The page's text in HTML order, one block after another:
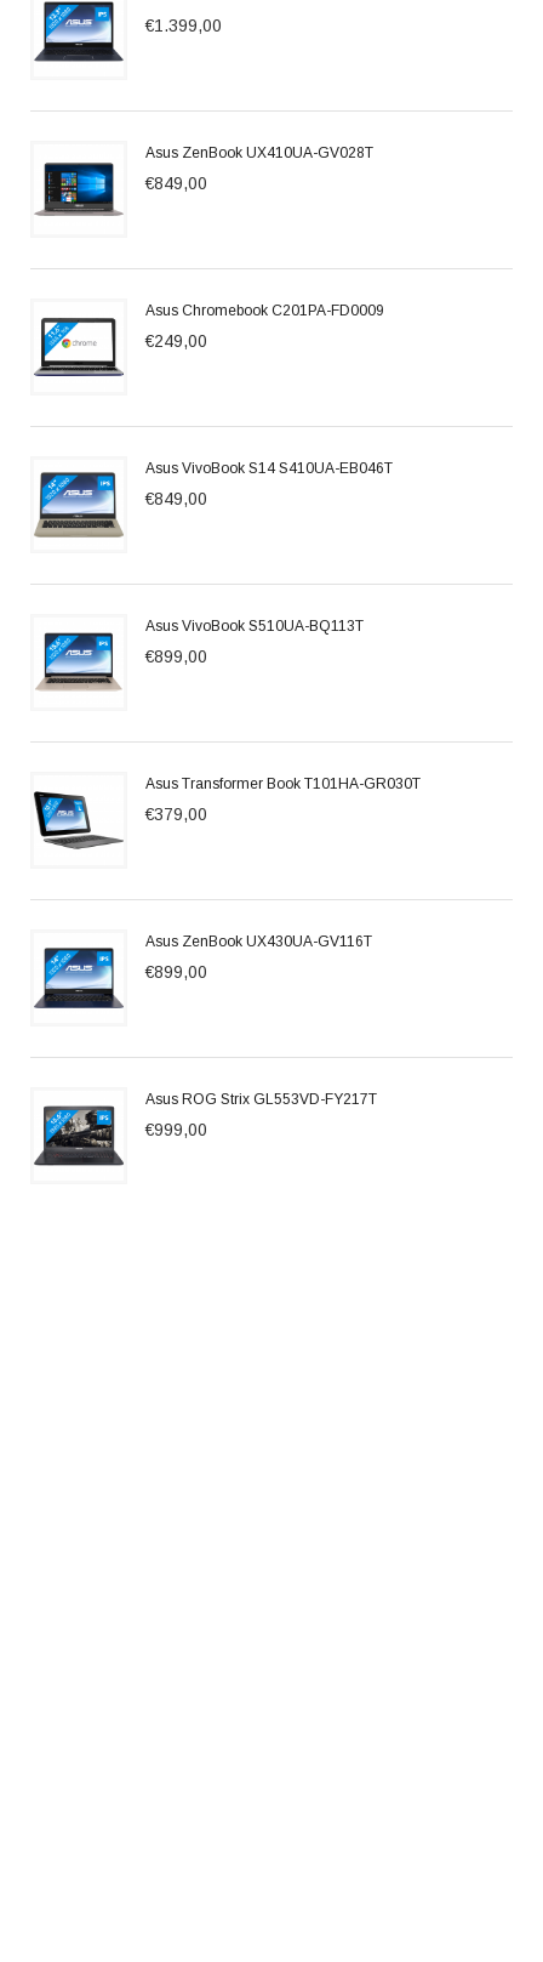
€1.399,00
Asus ZenBook UX410UA-GV028T
€849,00
Asus Chromebook C201PA-FD0009
€249,00
Asus VivoBook S14 S410UA-EB046T
€849,00
Asus VivoBook S510UA-BQ113T
€899,00
Asus Transformer Book T101HA-GR030T
€379,00
Asus ZenBook UX430UA-GV116T
€899,00
Asus ROG Strix GL553VD-FY217T
€999,00